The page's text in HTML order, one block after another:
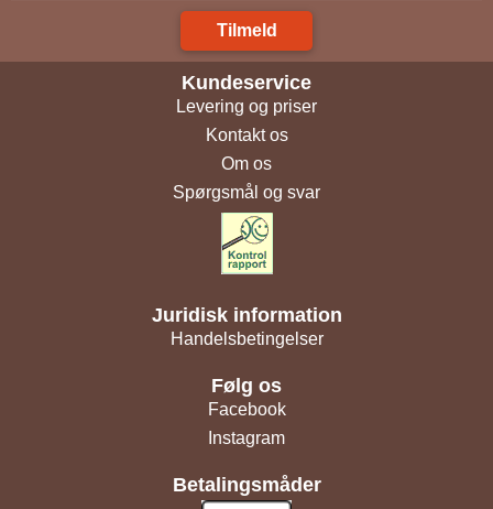
Tilmeld
Kundeservice
Levering og priser
Kontakt os
Om os
Spørgsmål og svar
Juridisk information
Handelsbetingelser
Følg os
Facebook
Instagram
Betalingsmåder